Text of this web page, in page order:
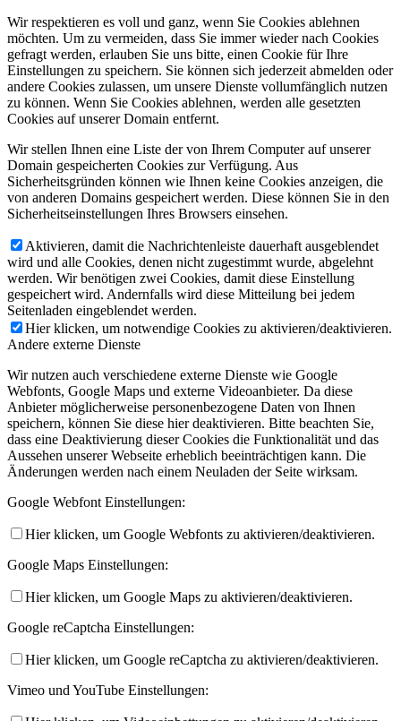
Wir respektieren es voll und ganz, wenn Sie Cookies ablehnen
möchten. Um zu vermeiden, dass Sie immer wieder nach Cookies
gefragt werden, erlauben Sie uns bitte, einen Cookie für Ihre
Einstellungen zu speichern. Sie können sich jederzeit abmelden oder
andere Cookies zulassen, um unsere Dienste vollumfänglich nutzen
zu können. Wenn Sie Cookies ablehnen, werden alle gesetzten
Cookies auf unserer Domain entfernt.
Wir stellen Ihnen eine Liste der von Ihrem Computer auf unserer
Domain gespeicherten Cookies zur Verfügung. Aus
Sicherheitsgründen können wie Ihnen keine Cookies anzeigen, die
von anderen Domains gespeichert werden. Diese können Sie in den
Sicherheitseinstellungen Ihres Browsers einsehen.
Aktivieren, damit die Nachrichtenleiste dauerhaft ausgeblendet
wird und alle Cookies, denen nicht zugestimmt wurde, abgelehnt
werden. Wir benötigen zwei Cookies, damit diese Einstellung
gespeichert wird. Andernfalls wird diese Mitteilung bei jedem
Seitenladen eingeblendet werden.
Hier klicken, um notwendige Cookies zu aktivieren/deaktivieren.
Andere externe Dienste
Wir nutzen auch verschiedene externe Dienste wie Google
Webfonts, Google Maps und externe Videoanbieter. Da diese
Anbieter möglicherweise personenbezogene Daten von Ihnen
speichern, können Sie diese hier deaktivieren. Bitte beachten Sie,
dass eine Deaktivierung dieser Cookies die Funktionalität und das
Aussehen unserer Webseite erheblich beeinträchtigen kann. Die
Änderungen werden nach einem Neuladen der Seite wirksam.
Google Webfont Einstellungen:
Hier klicken, um Google Webfonts zu aktivieren/deaktivieren.
Google Maps Einstellungen:
Hier klicken, um Google Maps zu aktivieren/deaktivieren.
Google reCaptcha Einstellungen:
Hier klicken, um Google reCaptcha zu aktivieren/deaktivieren.
Vimeo und YouTube Einstellungen: